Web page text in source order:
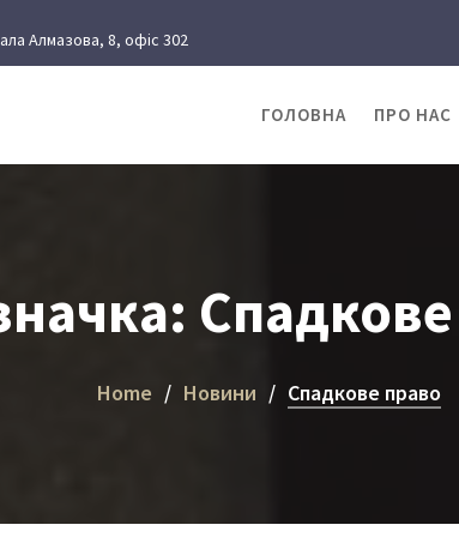
Алмазова, 8, офіс 302
ГОЛОВНА ПРО НАС
Home Новини Спадкове право